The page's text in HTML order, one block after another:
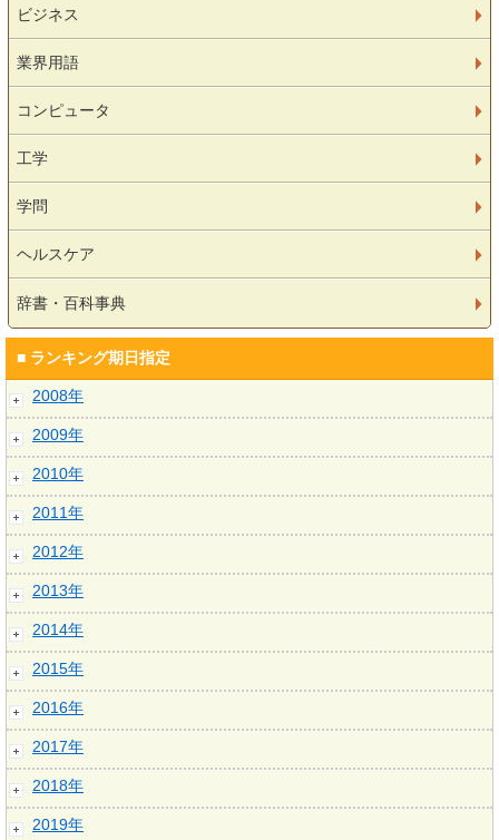
ビジネス
業界用語
コンピュータ
工学
学問
ヘルスケア
辞書・百科事典
■ ランキング期日指定
2008年
2009年
2010年
2011年
2012年
2013年
2014年
2015年
2016年
2017年
2018年
2019年